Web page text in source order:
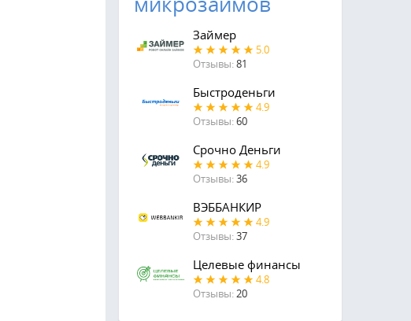
Займер
5.0
Отзывы:81
Быстроденьги
4.9
Отзывы:60
Срочно Деньги
4.9
Отзывы:36
ВЭББАНКИР
4.9
Отзывы:37
Целевые финансы
4.8
Отзывы:20